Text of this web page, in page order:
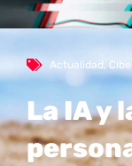
Actualidad ,
La IA y